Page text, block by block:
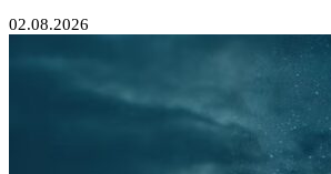
02.08.2026